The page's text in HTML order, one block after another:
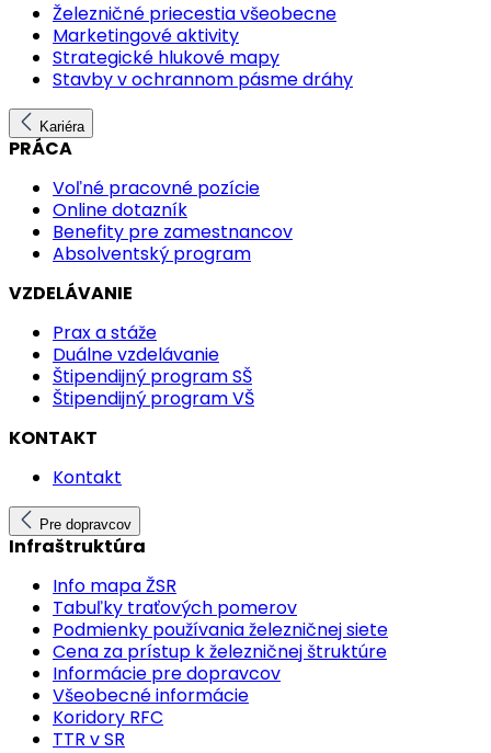
Železničné priecestia všeobecne
Marketingové aktivity
Strategické hlukové mapy
Stavby v ochrannom pásme dráhy
Kariéra
PRÁCA
Voľné pracovné pozície
Online dotazník
Benefity pre zamestnancov
Absolventský program
VZDELÁVANIE
Prax a stáže
Duálne vzdelávanie
Štipendijný program SŠ
Štipendijný program VŠ
KONTAKT
Kontakt
Pre dopravcov
Infraštruktúra
Info mapa ŽSR
Tabuľky traťových pomerov
Podmienky používania železničnej siete
Cena za prístup k železničnej štruktúre
Informácie pre dopravcov
Všeobecné informácie
Koridory RFC
TTR v SR